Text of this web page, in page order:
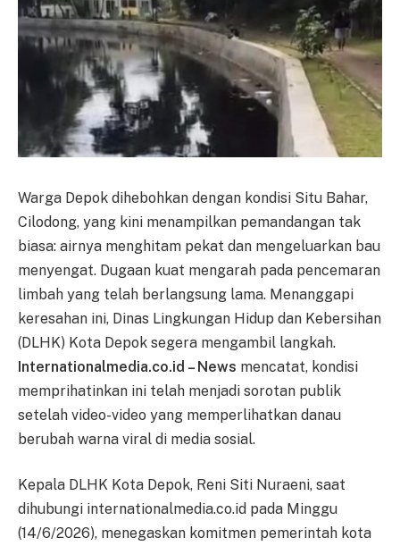
Warga Depok dihebohkan dengan kondisi Situ Bahar,
Cilodong, yang kini menampilkan pemandangan tak
biasa: airnya menghitam pekat dan mengeluarkan bau
menyengat. Dugaan kuat mengarah pada pencemaran
limbah yang telah berlangsung lama. Menanggapi
keresahan ini, Dinas Lingkungan Hidup dan Kebersihan
(DLHK) Kota Depok segera mengambil langkah.
Internationalmedia.co.id – News mencatat, kondisi
memprihatinkan ini telah menjadi sorotan publik
setelah video-video yang memperlihatkan danau
berubah warna viral di media sosial.
Kepala DLHK Kota Depok, Reni Siti Nuraeni, saat
dihubungi internationalmedia.co.id pada Minggu
(14/6/2026), menegaskan komitmen pemerintah kota